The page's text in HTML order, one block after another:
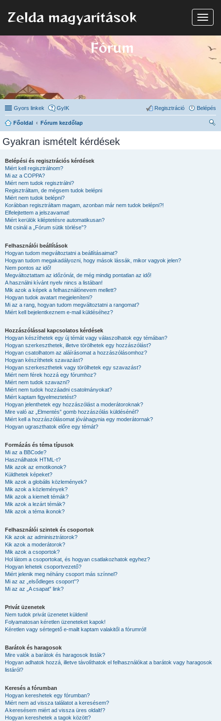
N
a
Zelda magyarítások
Fórum
Gyors linkek GyIK Belépés
Regisztráció
Főoldal
Fórum kezdőlap
Gyakran ismételt kérdések
Belépési és regisztrációs kérdések
Miért kell regisztrálnom?
Mi az a COPPA?
Miért nem tudok regisztrálni?
Regisztráltam, de mégsem tudok belépni
Miért nem tudok belépni?
Korábban regisztráltam magam, azonban már nem tudok belépni?!
Elfelejtettem a jelszavamat!
Miért kerülök kiléptetésre automatikusan?
Mit csinál a „Fórum sütik törlése”?
Felhasználói beállítások
Hogyan tudom megváltoztatni a beállításaimat?
Hogyan tudom megakadályozni, hogy mások lássák, mikor vagyok jelen?
Nem pontos az idő!
Megváltoztattam az időzónát, de még mindig pontatlan az idő!
A használni kívánt nyelv nincs a listában!
Mik azok a képek a felhasználónevem mellett?
Hogyan tudok avatart megjeleníteni?
Mi az a rang, hogyan tudom megváltoztatni a rangomat?
Miért kell bejelentkeznem e-mail küldéséhez?
Hozzászólással kapcsolatos kérdések
Hogyan készíthetek egy új témát vagy válaszolhatok egy témában?
Hogyan szerkeszthetek, illetve törölhetek egy hozzászólást?
Hogyan csatolhatom az aláírásomat a hozzászólásomhoz?
Hogyan készíthetek szavazást?
Hogyan szerkeszthetek vagy törölhetek egy szavazást?
Miért nem férek hozzá egy fórumhoz?
Miért nem tudok szavazni?
Miért nem tudok hozzáadni csatolmányokat?
Miért kaptam figyelmeztetést?
Hogyan jelenthetek egy hozzászólást a moderátoroknak?
Mire való az „Elmentés” gomb hozzászólás küldésénél?
Miért kell a hozzászólásomat jóváhagynia egy moderátornak?
Hogyan ugraszthatok előre egy témát?
Formázás és téma típusok
Mi az a BBCode?
Használhatok HTML-t?
Mik azok az emotikonok?
Küldhetek képeket?
Mik azok a globális közlemények?
Mik azok a közlemények?
Mik azok a kiemelt témák?
Mik azok a lezárt témák?
Mik azok a téma ikonok?
Felhasználói szintek és csoportok
Kik azok az adminisztrátorok?
Kik azok a moderátorok?
Mik azok a csoportok?
Hol látom a csoportokat, és hogyan csatlakozhatok egyhez?
Hogyan lehetek csoportvezető?
Miért jelenik meg néhány csoport más színnel?
Mi az az „elsődleges csoport”?
Mi az az „A csapat” link?
Privát üzenetek
Nem tudok privát üzenetet küldeni!
Folyamatosan kéretlen üzeneteket kapok!
Kéretlen vagy sértegető e-mailt kaptam valakitől a fórumról!
Barátok és haragosok
Mire valók a barátok és haragosok listák?
Hogyan adhatok hozzá, illetve távolíthatok el felhasználókat a barátok vagy haragosok
listáról?
Keresés a fórumban
Hogyan kereshetek egy fórumban?
Miért nem ad vissza találatot a keresésem?
A keresésem miért ad vissza üres oldalt!?
Hogyan kereshetek a tagok között?